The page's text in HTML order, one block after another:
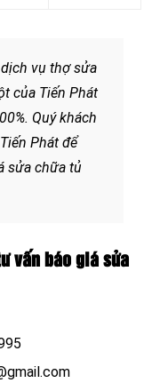
vụ thợ sửa
của Tiến Phát
Quý khách
Phát để
sửa chữa tủ
vấn báo giá sửa